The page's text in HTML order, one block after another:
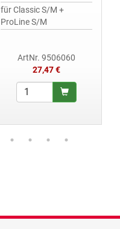
für Classic S/M +
ProLine S/M
ArtNr. 9506060
27,47 €